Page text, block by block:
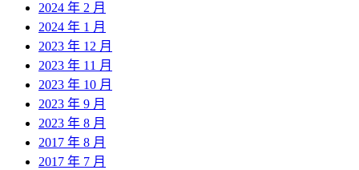
2024 年 2 月
2024 年 1 月
2023 年 12 月
2023 年 11 月
2023 年 10 月
2023 年 9 月
2023 年 8 月
2017 年 8 月
2017 年 7 月